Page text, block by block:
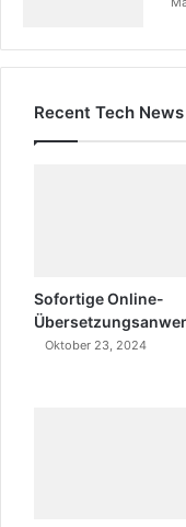
Recent Tech News
Sofortige Online-
Oktober 23, 2024